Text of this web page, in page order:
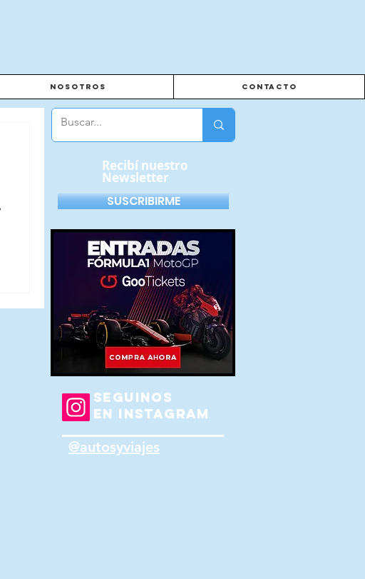
Nosotros Contacto
SEGUINOS
EN INSTAGRAM
@autosyviajes
Recibí nuestro
Newsletter
SUSCRIBIRME